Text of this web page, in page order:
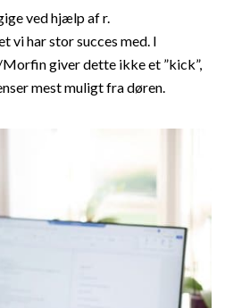
ved hjælp af r.
vi har stor succes med. I
giver dette ikke et ”kick”,
mest muligt fra døren.